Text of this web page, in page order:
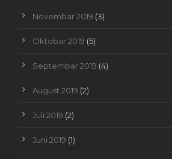
Novembar 2019 (3)
Oktobar 2019 (5)
Septembar 2019 (4)
August 2019 (2)
Juli 2019 (2)
Juni 2019 (1)